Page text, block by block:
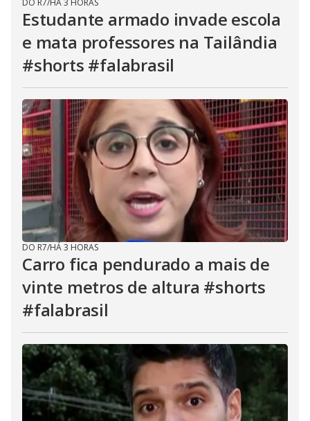
DO R7/HÁ 3 HORAS
Estudante armado invade escola
e mata professores na Tailândia
#shorts #falabrasil
DO R7/HÁ 3 HORAS
Carro fica pendurado a mais de
vinte metros de altura #shorts
#falabrasil